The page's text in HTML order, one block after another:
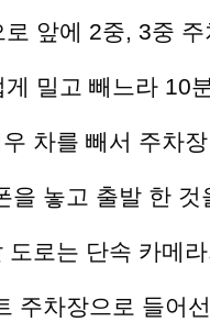
로 앞에 2중, 3중
게 밀고 빼느라 10
차를 빼서 주차
을 놓고 출발 한 것
도로는 단속 카메
주차장으로 들어